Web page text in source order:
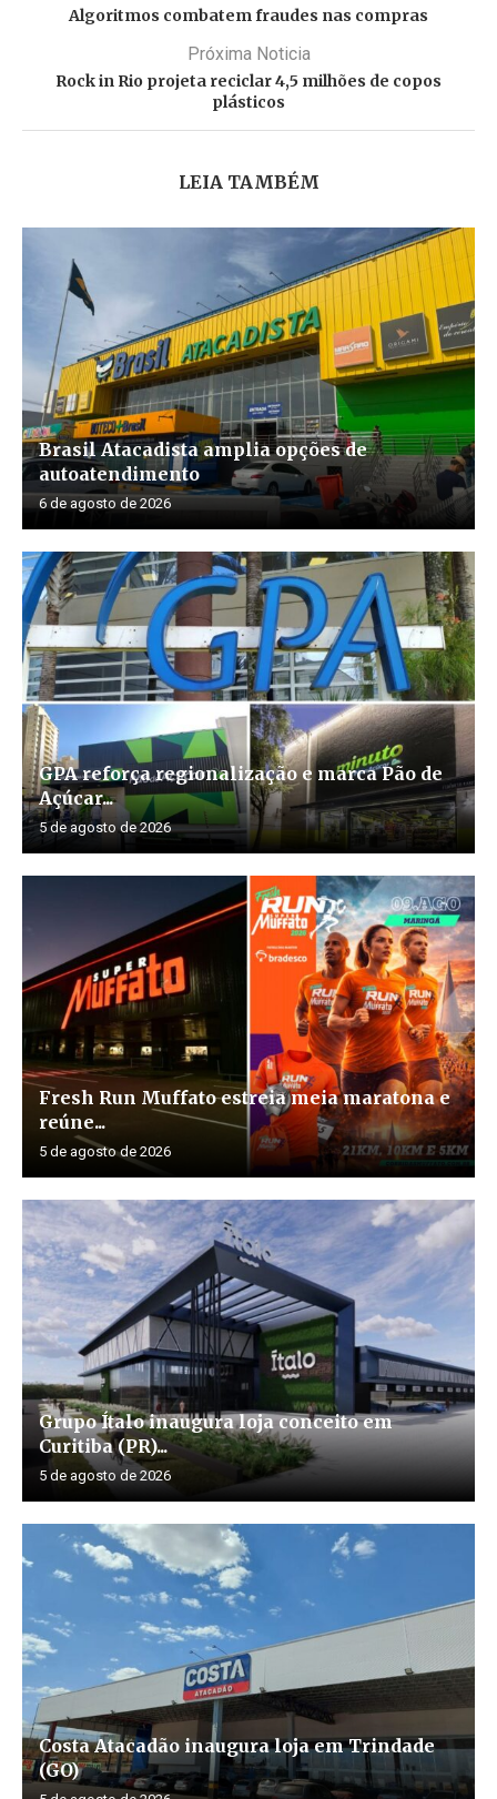
Algoritmos combatem fraudes nas compras
Próxima Noticia
Rock in Rio projeta reciclar 4,5 milhões de copos
plásticos
LEIA TAMBÉM
Brasil Atacadista amplia opções de
autoatendimento
6 de agosto de 2026
GPA reforça regionalização e marca Pão de
Açúcar...
5 de agosto de 2026
Fresh Run Muffato estreia meia maratona e
reúne...
5 de agosto de 2026
Grupo Ítalo inaugura loja conceito em
Curitiba (PR)...
5 de agosto de 2026
Costa Atacadão inaugura loja em Trindade
(GO)